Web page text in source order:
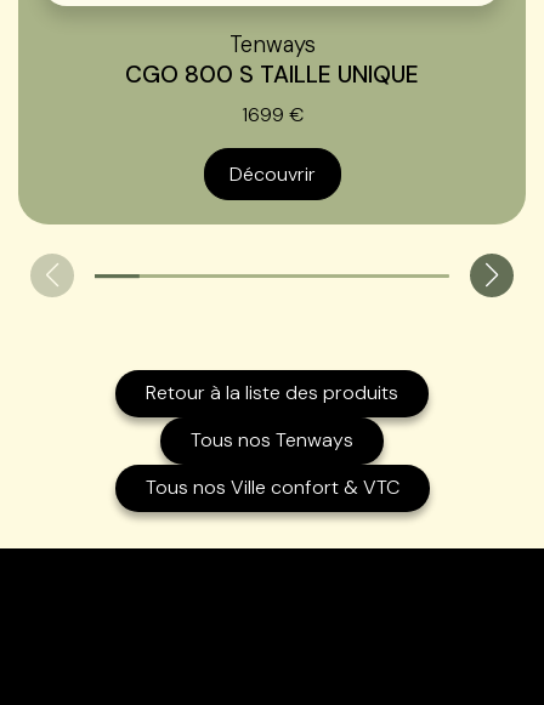
Tenways
CGO 800 S TAILLE UNIQUE
1699 €
Découvrir
Retour à la liste des produits
Tous nos Tenways
Tous nos Ville confort & VTC